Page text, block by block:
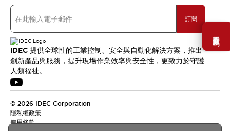
需要幫助嗎？
訂閱
IDEC 提供全球性的工業控制、安全與自動化解決方案，推出
創新產品與服務，提升現場作業效率與安全性，更致力於守護
人類福祉。
© 2026 IDEC Corporation
隱私權政策
使用條款